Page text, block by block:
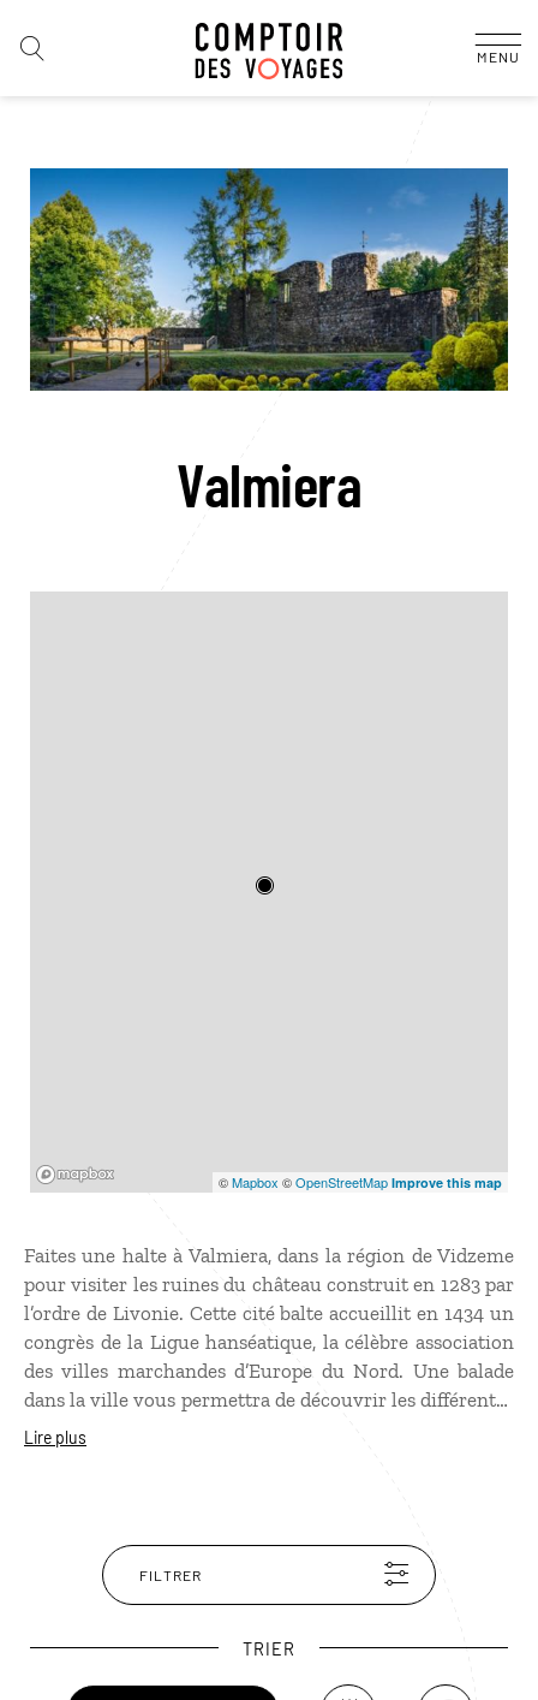
MENU
Valmiera
©Mapbox ©OpenStreetMap Improve this map
Faites une halte à Valmiera, dans la région de Vidzeme
pour visiter les ruines du château construit en 1283 par
l’ordre de Livonie. Cette cité balte accueillit en 1434 un
congrès de la Ligue hanséatique, la célèbre association
des villes marchandes d’Europe du Nord. Une balade
dans la ville vous permettra de découvrir les différentes
influences qui ont marqué Valmiera. Fondée par un roi
théâtre. Promenez-vous dans le parc national de la
Gauja, sur les rives de la rivière… La ville est
aujourd’hui réputée pour être un important centre
Lire plus
FILTRER
TRIER